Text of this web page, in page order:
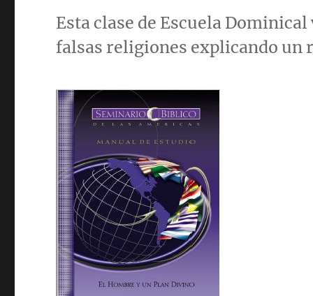
Esta clase de Escuela
falsas religiones explicando un